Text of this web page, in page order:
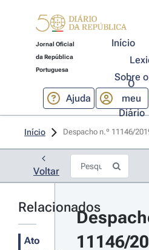
Jornal Oficial
da República
Portuguesa
Início
Sobre
Ajuda
O
meu
Diário
Início Despacho n.º 11146/
Voltar
Relacionados
Ato
11146/